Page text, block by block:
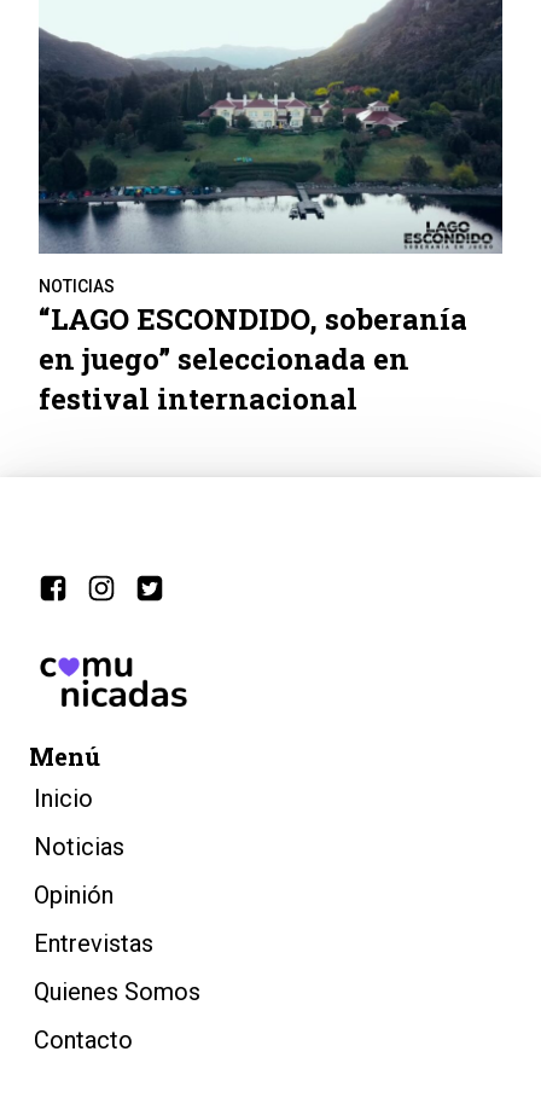
NOTICIAS
“LAGO ESCONDIDO, soberanía
en juego” seleccionada en
festival internacional
Menú
Inicio
Noticias
Opinión
Entrevistas
Quienes Somos
Contacto